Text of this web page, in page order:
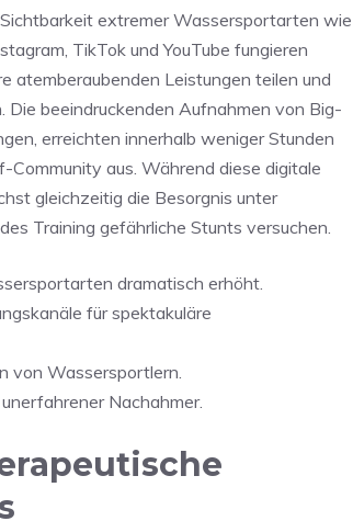
extremer Wassersportarten wie
TikTok und YouTube fungieren
atemberaubenden Leistungen teilen und
beeindruckenden Aufnahmen von Big-
erreichten innerhalb weniger Stunden
aus. Während diese digitale
gleichzeitig die Besorgnis unter
Training gefährliche Stunts versuchen.
dramatisch erhöht.
für spektakuläre
von Wassersportlern.
Nachahmer.